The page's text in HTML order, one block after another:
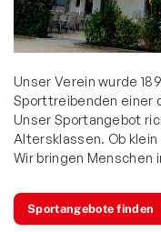
Unser Verein wurde
Sporttreibenden einer
Unser Sportangebot
Altersklassen. Ob
Wir bringen Menschen
Sportangebote finden